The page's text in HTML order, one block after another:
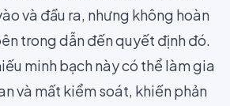
và đầu ra, nhưng không hoàn
trong dẫn đến quyết định đó.
minh bạch này có thể làm gia
và mất kiểm soát, khiến phản